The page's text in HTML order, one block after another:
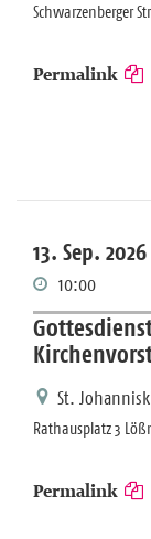
Schwarzenberger
Permalink
13. Sep. 2026
10:00
St.
Rathausplatz 3
Permalink